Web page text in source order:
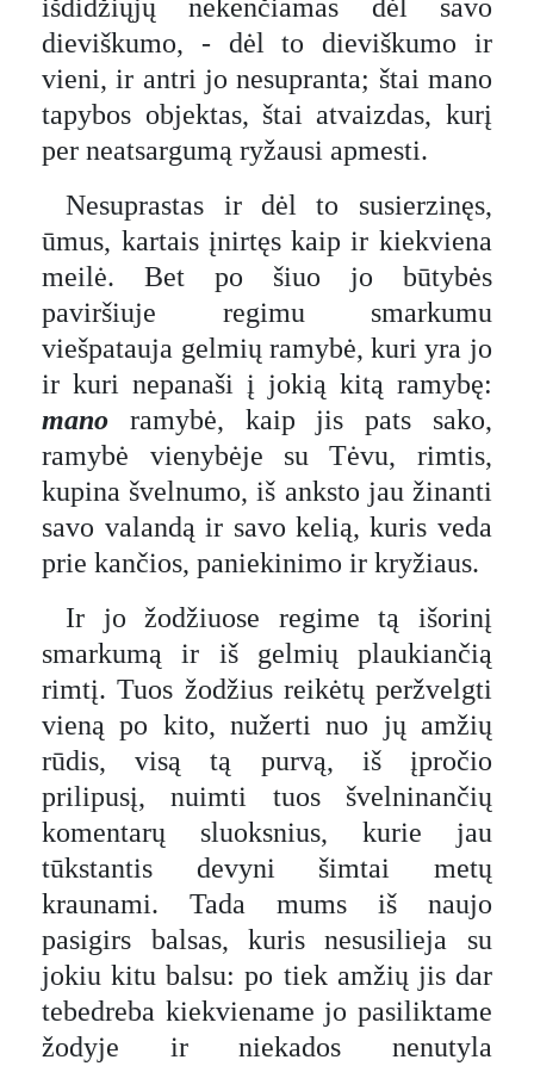
išdidžiųjų nekenčiamas dėl savo
dieviškumo, - dėl to dieviškumo ir
vieni, ir antri jo nesupranta; štai mano
tapybos objektas, štai atvaizdas, kurį
per neatsargumą ryžausi apmesti.
Nesuprastas ir dėl to susierzinęs,
ūmus, kartais įnirtęs kaip ir kiekviena
meilė. Bet po šiuo jo būtybės
paviršiuje regimu smarkumu
viešpatauja gelmių ramybė, kuri yra jo
ir kuri nepanaši į jokią kitą ramybę:
mano ramybė, kaip jis pats sako,
ramybė vienybėje su Tėvu, rimtis,
kupina švelnumo, iš anksto jau žinanti
savo valandą ir savo kelią, kuris veda
prie kančios, paniekinimo ir kryžiaus.
Ir jo žodžiuose regime tą išorinį
smarkumą ir iš gelmių plaukiančią
rimtį. Tuos žodžius reikėtų peržvelgti
vieną po kito, nužerti nuo jų amžių
rūdis, visą tą purvą, iš įpročio
prilipusį, nuimti tuos švelninančių
komentarų sluoksnius, kurie jau
tūkstantis devyni šimtai metų
kraunami. Tada mums iš naujo
pasigirs balsas, kuris nesusilieja su
jokiu kitu balsu: po tiek amžių jis dar
tebedreba kiekviename jo pasiliktame
žodyje ir niekados nenutyla